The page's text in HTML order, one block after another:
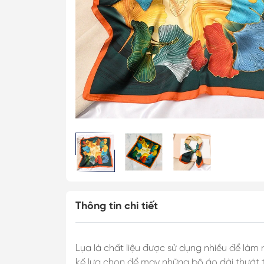
Cài Áo Ong
Khăn Lụa Cao
Khăn 60*60cm
Khăn 70*70cm
Thông tin chi tiết
Lụa là chất liệu được sử dụng nhiều để